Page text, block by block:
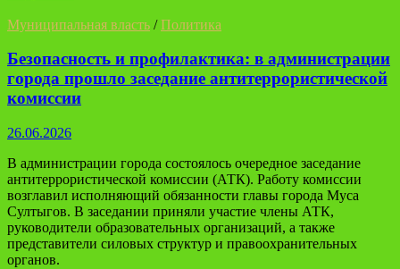
Муниципальная власть /Политика
Безопасность и профилактика: в администрации
города прошло заседание антитеррористической
комиссии
26.06.2026
В администрации города состоялось очередное заседание
антитеррористической комиссии (АТК). Работу комиссии
возглавил исполняющий обязанности главы города Муса
Султыгов. В заседании приняли участие члены АТК,
руководители образовательных организаций, а также
представители силовых структур и правоохранительных
органов.